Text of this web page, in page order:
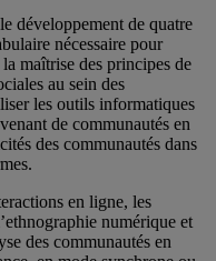
développement de quatre
nécessaire pour
maîtrise des principes de
au sein des
les outils informatiques
de communautés en
des communautés dans
en ligne, les
numérique et
des communautés en